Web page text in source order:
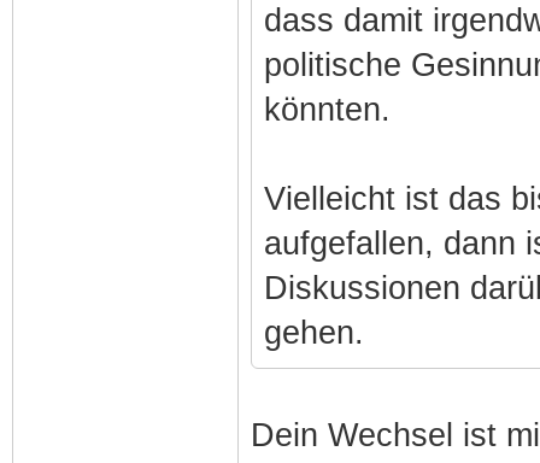
dass damit
politische
könnten.
Vielleicht ist das
aufgefallen, dann
Diskussionen
gehen.
Dein Wechsel ist